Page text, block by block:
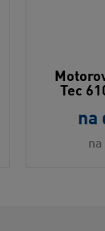
Tec
na
na